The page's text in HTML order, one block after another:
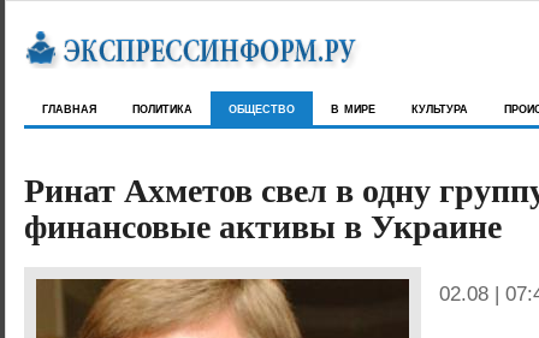
главная политика общество в мире культура
Ринат Ахметов свел в одну
финансовые активы в Украине
02.08 |